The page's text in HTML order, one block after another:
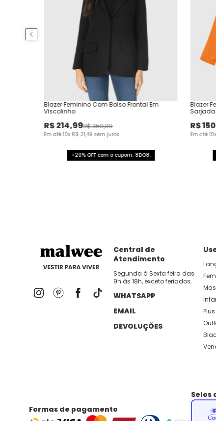
Blazer Feminino Com Bolso Frontal Em
Viscolinho
R$214,99R$359,00
Em até10x R$ 21,49 sem juros
+20% OFF com o cupom: 8DO8.
Blazer
Sarjada
R$150
Em até10x
Central de
Atendimento
Segunda à Sexta feira das
9h às 18h, exceto feriados.
WHATSAPP
EMAIL
DEVOLUÇÕES
Formas de pagamento
Selos